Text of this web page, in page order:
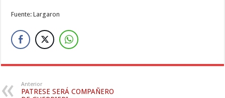
Fuente: Largaron
Anterior
PATRESE SERÁ COMPAÑERO